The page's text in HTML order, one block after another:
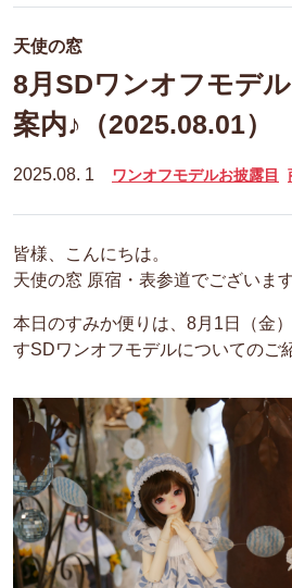
天使の窓
8月SDワンオフモデ
案内♪（2025.08.01）
2025.08. 1 ワンオフモデルお披露目
皆様、こんにちは。
天使の窓 原宿・表参道でございます
本日のすみか便りは、8月1日（金
すSDワンオフモデルについてのご